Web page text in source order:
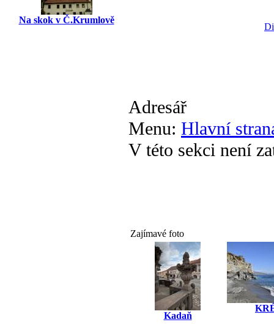
Na skok v Č.Krumlově
Adresář
Menu: Hlavní
V této sekci není
Zajímavé foto
Kadaň